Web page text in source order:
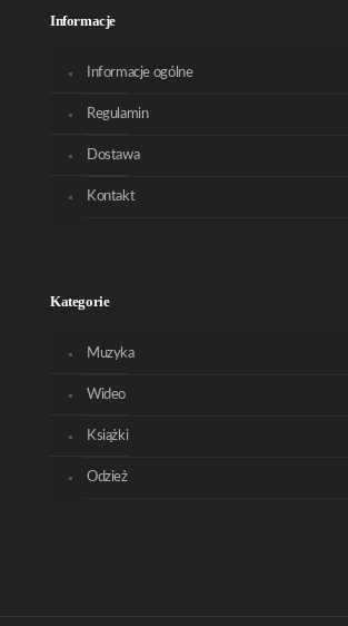
Informacje
Informacje ogólne
Regulamin
Dostawa
Kontakt
Kategorie
Muzyka
Wideo
Książki
Odzież